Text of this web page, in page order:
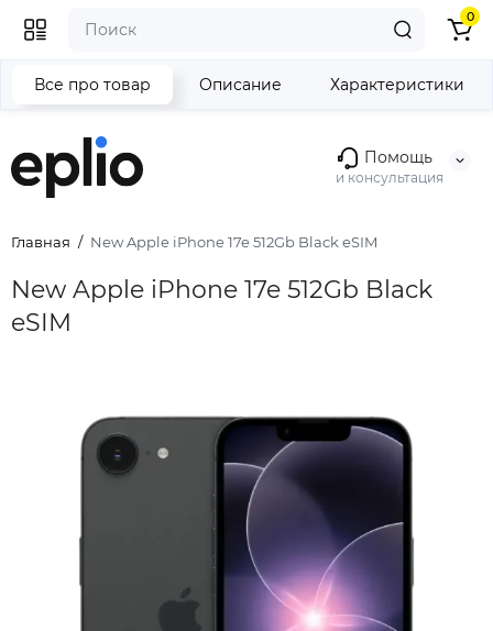
Помощь
и консультация
0
Главная New Apple iPhone 17e 512Gb Black eSIM
New Apple iPhone 17e 512Gb Black
eSIM
Все про товар Описание Характеристики